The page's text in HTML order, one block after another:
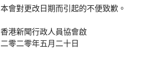
本會對更改日期而引起的不便致歉。
香港新聞行政人員協會啟
二零二零年五月二十日